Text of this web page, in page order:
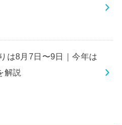
は8月7日〜9日｜今年は
解説